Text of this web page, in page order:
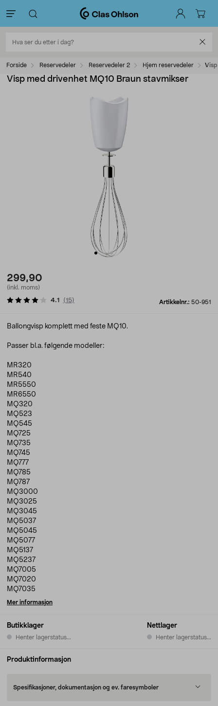
Forside Reservedeler Reservedeler 2 Hjem reservedeler
Visp med drivenhet MQ10 Braun stavmikser
299,90
(inkl. moms)
Artikkelnr.: 50-951
4.1 (15)
Butikklager
Henter lagerstatus...
Nettlager
Henter lagerstatus...
Ballongvisp komplett med feste MQ10.
Passer bl.a. følgende modeller:
MR320
MR540
MR5550
MR6550
MQ320
MQ523
MQ545
MQ725
MQ735
MQ745
MQ777
MQ785
MQ787
MQ3000
MQ3025
MQ3045
MQ5037
MQ5045
MQ5077
MQ5137
MQ5237
MQ7005
MQ7020
MQ7035
Mer informasjon
Produktinformasjon
Spesifikasjoner, dokumentasjon og ev. faresymboler